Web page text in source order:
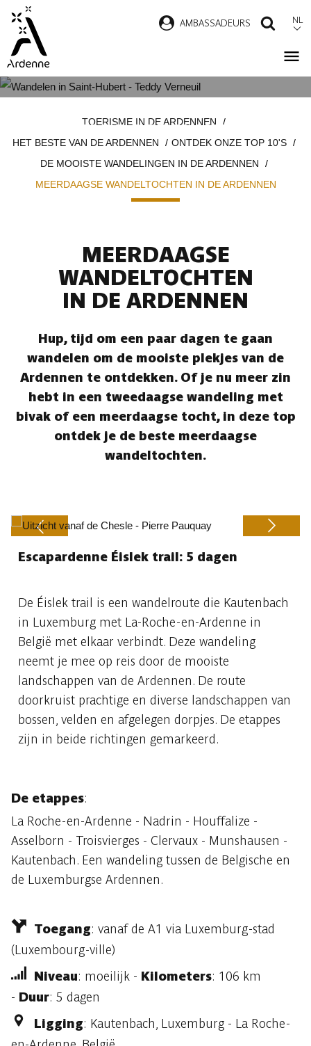
Overslaan
naar
inhoud
AMBASSADEURS NL
IN DE ARDENNEN
TOERISME IN DE ARDENNEN
HET BESTE VAN DE ARDENNEN
ONTDEK ONZE TOP 10'S
DE MOOISTE WANDELINGEN IN DE ARDENNEN
MEERDAAGSE WANDELTOCHTEN IN DE ARDENNEN
MEERDAAGSE
WANDELTOCHTEN
IN DE ARDENNEN
Hup, tijd om een paar dagen te gaan
wandelen om de mooiste plekjes van de
Ardennen te ontdekken. Of je nu meer zin
hebt in een tweedaagse wandeling met
bivak of een meerdaagse tocht, in deze top
ontdek je de beste meerdaagse
wandeltochten.
Previous
Escapardenne Éislek trail: 5 dagen
De Éislek trail is een wandelroute die Kautenbach
in Luxemburg met La-Roche-en-Ardenne in
België met elkaar verbindt. Deze wandeling
neemt je mee op reis door de mooiste
landschappen van de Ardennen. De route
doorkruist prachtige en diverse landschappen van
bossen, velden en afgelegen dorpjes. De etappes
zijn in beide richtingen gemarkeerd.
De etappes:
La Roche-en-Ardenne - Nadrin - Houffalize -
Asselborn - Troisvierges - Clervaux - Munshausen -
Kautenbach. Een wandeling tussen de Belgische en
de Luxemburgse Ardennen.
Toegang: vanaf de A1 via Luxemburg-stad
(Luxembourg-ville)
Niveau: moeilijk - Kilometers: 106 km
- Duur: 5 dagen
Ligging: Kautenbach, Luxemburg - La Roche-